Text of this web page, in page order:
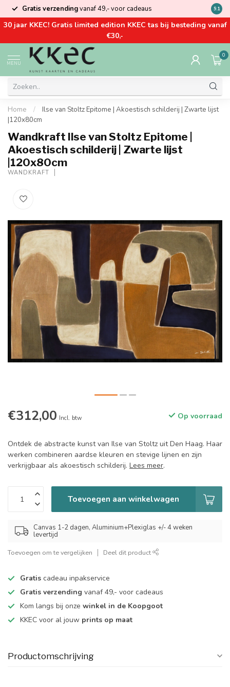
Gratis verzendingvanaf 49,- voor cadeaus Kom
9.1
30 jaar KKEC! Gratis limited edition KKEC tas bij besteding vanaf
€30,-
MENU
0
Home /
Ilse van Stoltz Epitome | Akoestisch schilderij | Zwarte lijst
|120x80cm
Wandkraft Ilse van Stoltz Epitome |
Akoestisch schilderij | Zwarte lijst
|120x80cm
WANDKRAFT
€312,00 Incl. btw Op voorraad
Ontdek de abstracte kunst van Ilse van Stoltz uit Den Haag. Haar
werken combineren aardse kleuren en stevige lijnen en zijn
verkrijgbaar als akoestisch schilderij. Lees meer.
Toevoegen aan winkelwagen
Canvas 1-2 dagen, Aluminium+Plexiglas +/- 4 weken
levertijd
Toevoegen om te vergelijken Deel dit product
Gratis cadeau inpakservice
Gratis verzending vanaf 49,- voor cadeaus
Kom langs bij onze winkel in de Koopgoot
KKEC voor al jouw prints op maat
Productomschrijving